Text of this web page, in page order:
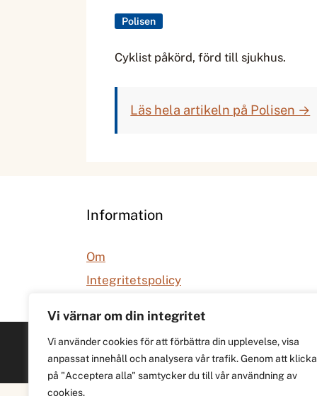
Vi värnar om din integritet
Vi använder cookies för att förbättra din upplevelse, visa
anpassat innehåll och analysera vår trafik. Genom att klicka
på "Acceptera alla" samtycker du till vår användning av
cookies.
Polisen
Cyklist påkörd, förd till sjukhus.
Läs hela artikeln på Polisen →
Information
Om
Integritetspolicy